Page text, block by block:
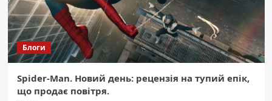
Блоги
Spider-Man. Новий день: рецензія на тупий епік,
що продає повітря.